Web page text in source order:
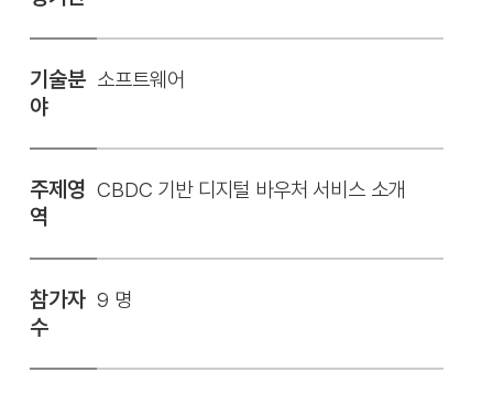
기술분
야
소프트웨어
주제영
역
CBDC 기반 디지털 바우처 서비스 소개
참가자
수
9 명